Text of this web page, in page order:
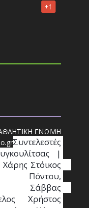
+1
ΑΘΛΗΤΙΚΗ ΓΝΩΜΗ
Συντελεστές
|
Στόικος
Πόντου,
Σάββας
Χρήστος